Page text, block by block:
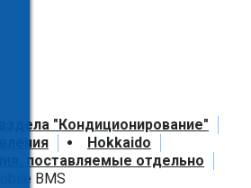
"Кондиционирование"
Hokkaido
поставляемые отдельно
BMS